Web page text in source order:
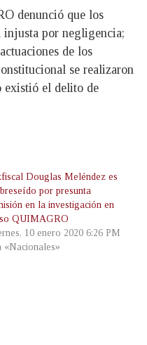
denunció que los
injusta por negligencia;
de los
se realizaron
existió el delito de
Douglas Meléndez es
por presunta
en la investigación en
QUIMAGRO
10 enero 2020 6:26 PM
«Nacionales»